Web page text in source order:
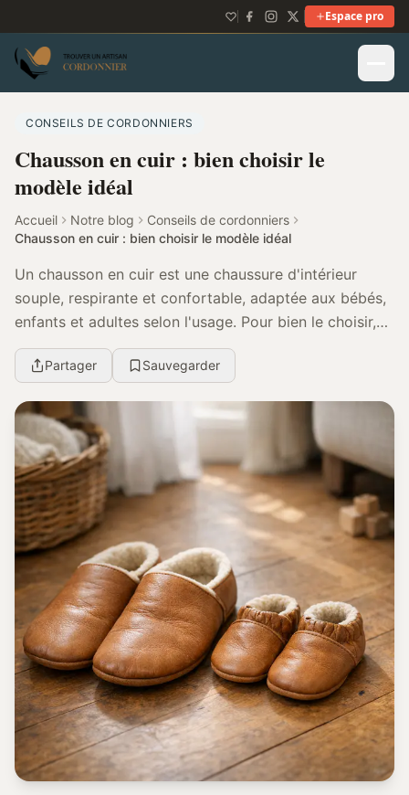
Espace pro
CONSEILS DE CORDONNIERS
Chausson en cuir : bien choisir le
modèle idéal
Accueil Notre blog
Conseils de cordonniers
Chausson en cuir : bien choisir le modèle idéal
Un chausson en cuir est une chaussure d'intérieur
souple, respirante et confortable, adaptée aux bébés,
enfants et adultes selon l'usage. Pour bien le choisir,
vérifiez la souplesse du cuir, le mainti...
Partager Sauvegarder